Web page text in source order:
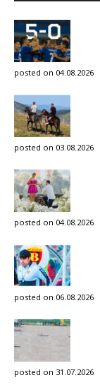
posted on 04.08.2026
posted on 03.08.2026
posted on 04.08.2026
posted on 06.08.2026
posted on 31.07.2026